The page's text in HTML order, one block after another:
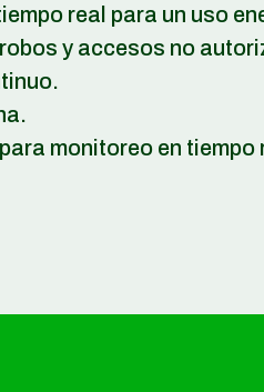
real para un uso
y accesos no
monitoreo en tiempo